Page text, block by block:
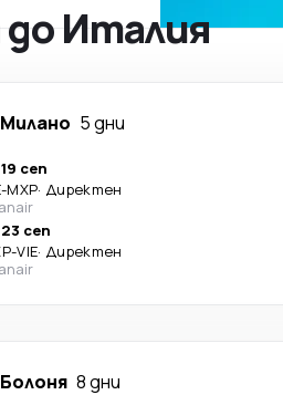
Италия
Милано 5 дни
сеп
-MXP· Директен
сеп
-VIE· Директен
Болоня 8 дни